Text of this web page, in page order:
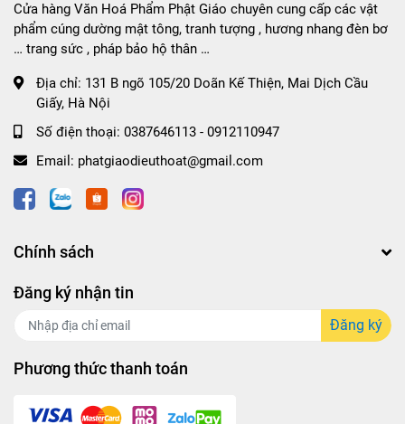
Cửa hàng Văn Hoá Phẩm Phật Giáo chuyên cung cấp các vật
phẩm cúng dường mật tông, tranh tượng , hương nhang đèn bơ
… trang sức , pháp bảo hộ thân …
Địa chỉ: 131 B ngõ 105/20 Doãn Kế Thiện, Mai Dịch Cầu
Giấy, Hà Nội
Số điện thoại: 0387646113 - 0912110947
Email: phatgiaodieuthoat@gmail.com
Chính sách
Đăng ký nhận tin
Đăng ký
Phương thức thanh toán